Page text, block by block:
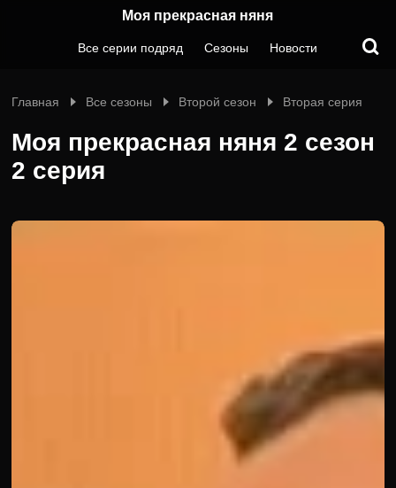
Моя прекрасная няня
Все серии подряд Сезоны Новости
Главная Все сезоны Второй сезон Вторая серия
Моя прекрасная няня 2 сезон
2 серия